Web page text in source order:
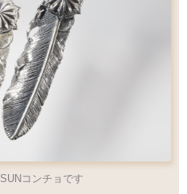
SUNコンチョです